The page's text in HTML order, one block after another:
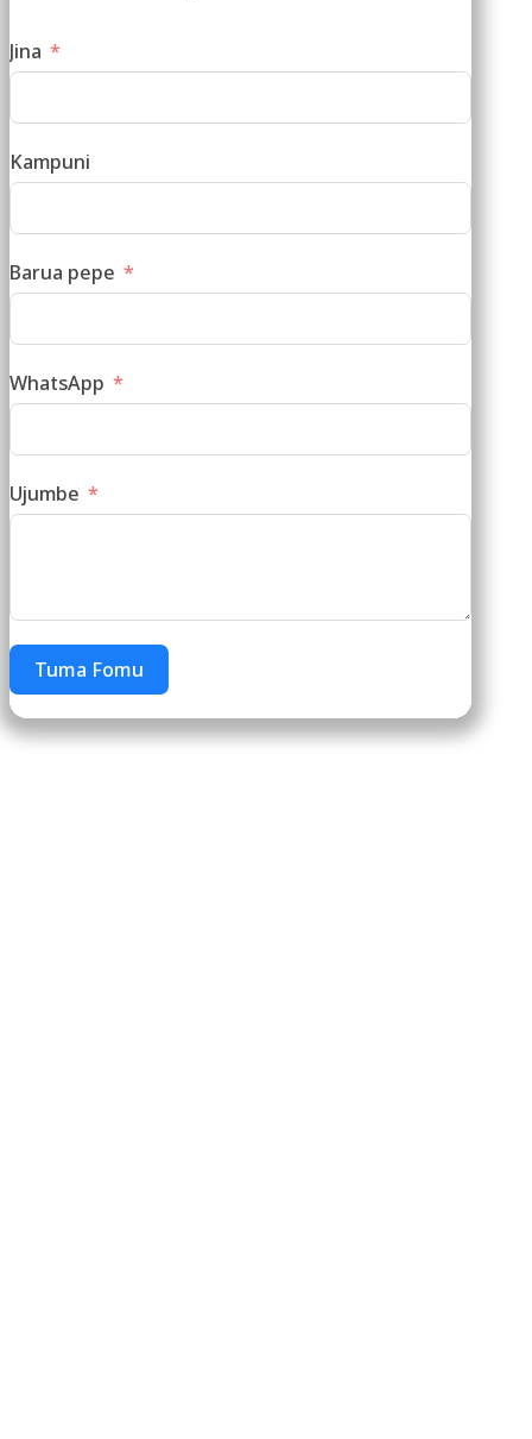
Jina
Kampuni
Barua pepe
WhatsApp
Ujumbe
Tuma Fomu